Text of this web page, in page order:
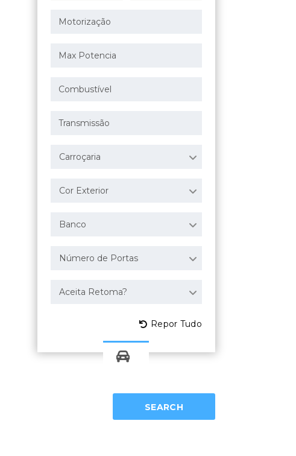
Carroçaria
Cor Exterior
Banco
Número de Portas
Aceita Retoma?
Repor Tudo
SEARCH